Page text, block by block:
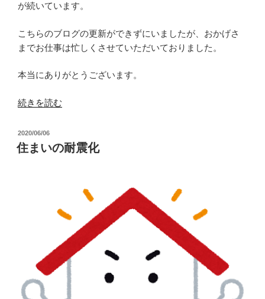
が続いています。
こちらのブログの更新ができずにいましたが、おかげさ
までお仕事は忙しくさせていただいておりました。
本当にありがとうございます。
“ト
レ
の
続きを読む
投
稿
日:
2020/06/06
住まいの耐震化